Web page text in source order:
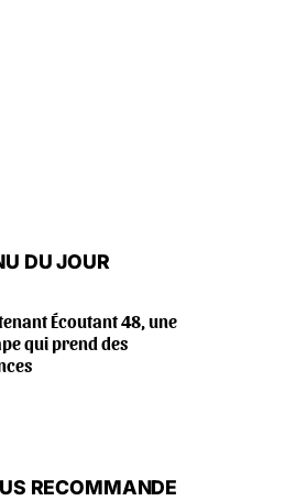
DU JOUR
Écoutant 48, une
qui prend des
RECOMMANDE